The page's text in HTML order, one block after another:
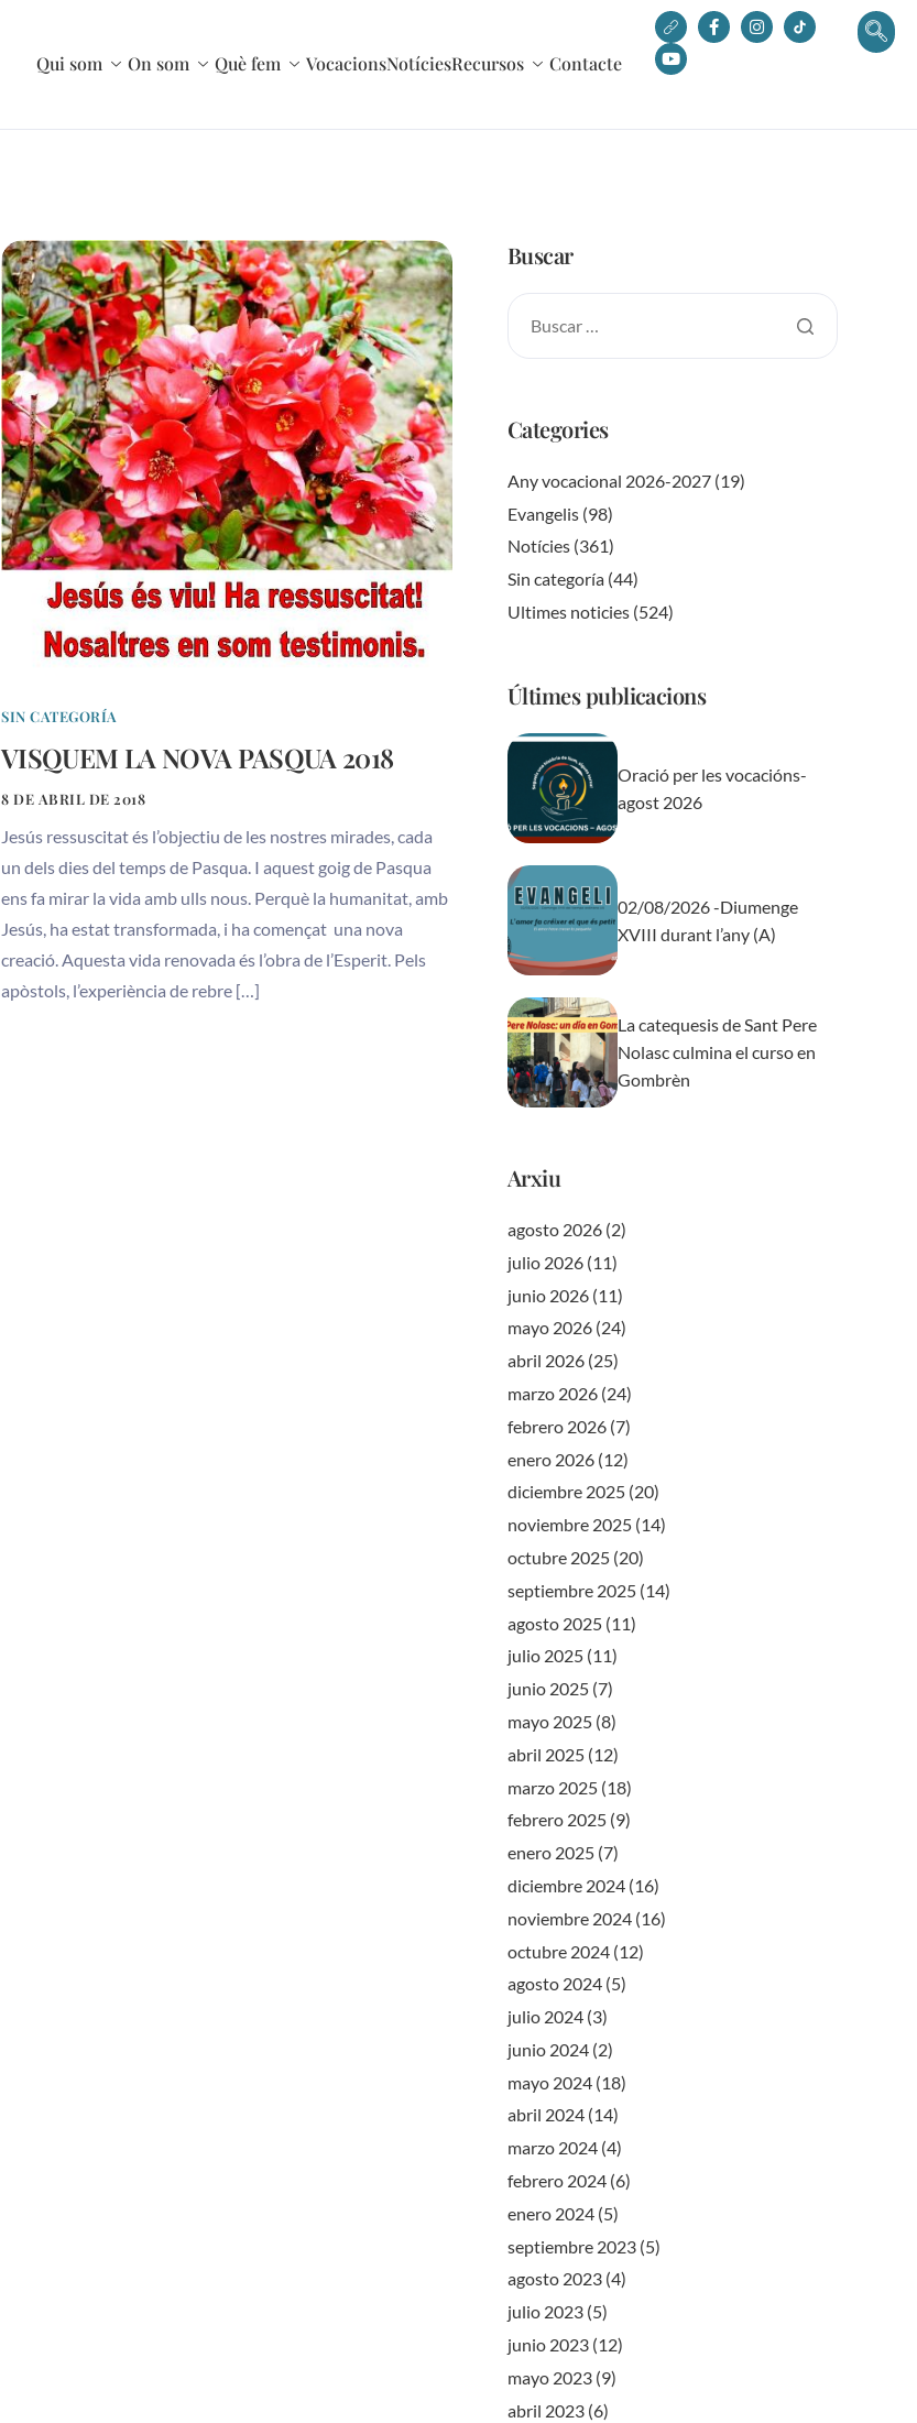
Qui som On som Què fem VocacionsNotíciesRecursos Contacte
SIN CATEGORÍA
VISQUEM LA NOVA PASQUA 2018
8 DE ABRIL DE 2018
Jesús ressuscitat és l’objectiu de les nostres mirades, cada
un dels dies del temps de Pasqua. I aquest goig de Pasqua
ens fa mirar la vida amb ulls nous. Perquè la humanitat, amb
Jesús, ha estat transformada, i ha començat una nova
creació. Aquesta vida renovada és l’obra de l’Esperit. Pels
apòstols, l’experiència de rebre […]
Buscar
Categories
Any vocacional 2026-2027 (19)
Evangelis (98)
Notícies (361)
Sin categoría (44)
Ultimes noticies (524)
Últimes publicacions
Oració per les vocacións-
agost 2026
02/08/2026 -Diumenge
XVIII durant l’any (A)
La catequesis de Sant Pere
Nolasc culmina el curso en
Gombrèn
Arxiu
agosto 2026 (2)
julio 2026 (11)
junio 2026 (11)
mayo 2026 (24)
abril 2026 (25)
marzo 2026 (24)
febrero 2026 (7)
enero 2026 (12)
diciembre 2025 (20)
noviembre 2025 (14)
octubre 2025 (20)
septiembre 2025 (14)
agosto 2025 (11)
julio 2025 (11)
junio 2025 (7)
mayo 2025 (8)
abril 2025 (12)
marzo 2025 (18)
febrero 2025 (9)
enero 2025 (7)
diciembre 2024 (16)
noviembre 2024 (16)
octubre 2024 (12)
agosto 2024 (5)
julio 2024 (3)
junio 2024 (2)
mayo 2024 (18)
abril 2024 (14)
marzo 2024 (4)
febrero 2024 (6)
enero 2024 (5)
septiembre 2023 (5)
agosto 2023 (4)
julio 2023 (5)
junio 2023 (12)
mayo 2023 (9)
abril 2023 (6)